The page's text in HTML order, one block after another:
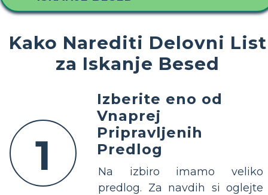
Kako Narediti Delovni List
za Iskanje Besed
1
Izberite eno od
Vnaprej
Pripravljenih
Predlog
Na izbiro imamo veliko
predlog. Za navdih si oglejte